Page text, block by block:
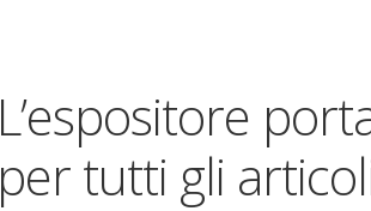
L’espositore
per tutti gli